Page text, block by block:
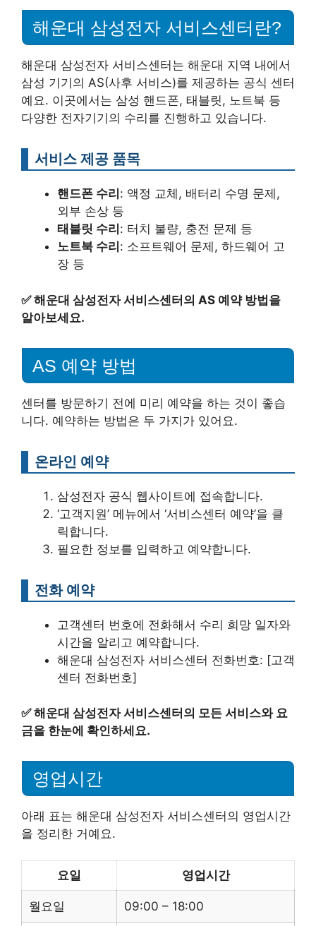
해운대 삼성전자 서비스센터란?
해운대 삼성전자 서비스센터는 해운대 지역 내에서
삼성 기기의 AS(사후 서비스)를 제공하는 공식 센터
예요. 이곳에서는 삼성 핸드폰, 태블릿, 노트북 등
다양한 전자기기의 수리를 진행하고 있습니다.
서비스 제공 품목
핸드폰 수리 : 액정 교체, 배터리 수명 문제,
외부 손상 등
태블릿 수리 : 터치 불량, 충전 문제 등
노트북 수리 : 소프트웨어 문제, 하드웨어 고
장 등
✅해운대 삼성전자 서비스센터의 AS 예약 방법을
알아보세요.
AS 예약 방법
센터를 방문하기 전에 미리 예약을 하는 것이 좋습
니다. 예약하는 방법은 두 가지가 있어요.
온라인 예약
삼성전자 공식 웹사이트에 접속합니다.
‘고객지원’ 메뉴에서 ‘서비스센터 예약’을 클
릭합니다.
필요한 정보를 입력하고 예약합니다.
전화 예약
고객센터 번호에 전화해서 수리 희망 일자와
시간을 알리고 예약합니다.
해운대 삼성전자 서비스센터 전화번호: [고객
센터 전화번호]
✅해운대 삼성전자 서비스센터의 모든 서비스와 요
금을 한눈에 확인하세요.
영업시간
아래 표는 해운대 삼성전자 서비스센터의 영업시간
을 정리한 거예요.
요일 영업시간
월요일 09:00 – 18:00